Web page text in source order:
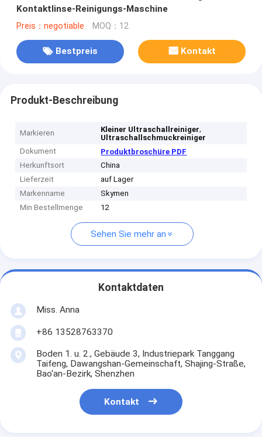
Kontaktlinse-Reinigungs-Maschine
Preis：negotiable MOQ：12
Bestpreis Kontakt
Produkt-Beschreibung
Markieren Kleiner Ultraschallreiniger,
Ultraschallschmuckreiniger
Dokument
Produktbroschüre PDF
Herkunftsort
China
Lieferzeit
auf Lager
Markenname
Skymen
Min Bestellmenge
12
Sehen Sie mehr an
Kontaktdaten
Miss. Anna
+86 13528763370
Boden 1. u. 2., Gebäude 3, Industriepark Tanggang
Taifeng, Dawangshan-Gemeinschaft, Shajing-Straße,
Bao'an-Bezirk, Shenzhen
Kontakt